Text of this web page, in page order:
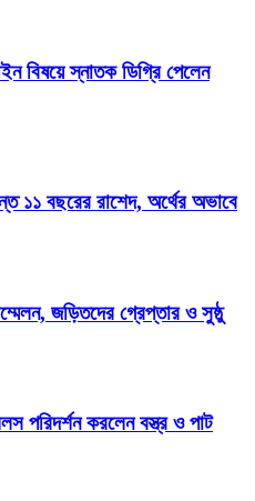
বিষয়ে স্নাতক ডিগ্রি পেলেন
১১ বছরের রাশেদ, অর্থের অভাবে
জড়িতদের গ্রেপ্তার ও সুষ্ঠু
পরিদর্শন করলেন বস্ত্র ও পাট